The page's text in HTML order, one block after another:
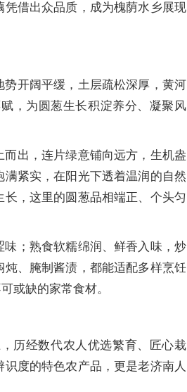
借出众品质，成为槐荫水乡展现
开阔平缓，土层疏松深厚，黄河
，为圆葱生长积淀养分、凝聚风
出，连片绿意铺向远方，生机盎
紧实，在阳光下透着温润的自然
，这里的圆葱品相端正、个头匀
；熟食软糯绵润、鲜香入味，炒
、腌制酱渍，都能适配多样烹饪
或缺的家常食材。
历经数代农人优选繁育、匠心栽
度的特色农产品，更是老济南人